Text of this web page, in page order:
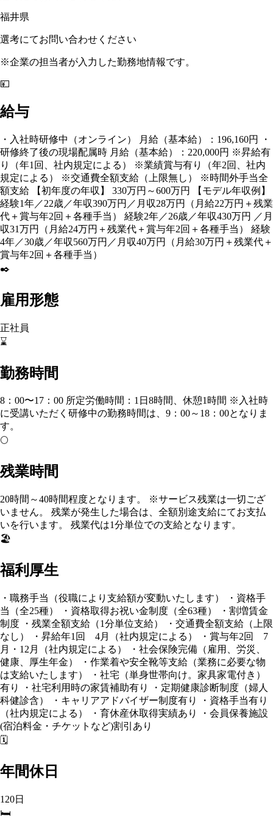
福井県
選考にてお問い合わせください
※企業の担当者が入力した勤務地情報です。
💴
給与
・入社時研修中（オンライン） 月給（基本給）：196,160円 ・
研修終了後の現場配属時 月給（基本給）：220,000円 ※昇給有
り（年1回、社内規定による） ※業績賞与有り（年2回、社内
規定による） ※交通費全額支給（上限無し） ※時間外手当全
額支給 【初年度の年収】 330万円～600万円 【モデル年収例】
経験1年／22歳／年収390万円／月収28万円（月給22万円＋残業
代＋賞与年2回＋各種手当） 経験2年／26歳／年収430万円 ／月
収31万円（月給24万円＋残業代＋賞与年2回＋各種手当） 経験
4年／30歳／年収560万円／月収40万円（月給30万円＋残業代＋
賞与年2回＋各種手当）
✒️
雇用形態
正社員
⌛
勤務時間
8：00〜17：00 所定労働時間：1日8時間、休憩1時間 ※入社時
に受講いただく研修中の勤務時間は、9：00～18：00となりま
す。
🌕
残業時間
20時間～40時間程度となります。 ※サービス残業は一切ござ
いません。 残業が発生した場合は、全額別途支給にてお支払
いを行います。 残業代は1分単位での支給となります。
🏖️
福利厚生
・職務手当（役職により支給額が変動いたします） ・資格手
当（全25種） ・資格取得お祝い金制度（全63種） ・割増賃金
制度 ・残業全額支給（1分単位支給） ・交通費全額支給（上限
なし） ・昇給年1回 4月（社内規定による） ・賞与年2回 7
月・12月（社内規定による） ・社会保険完備（雇用、労災、
健康、厚生年金） ・作業着や安全靴等支給（業務に必要な物
は支給いたします） ・社宅（単身世帯向け。家具家電付き）
有り ・社宅利用時の家賃補助有り ・定期健康診断制度（婦人
科健診含） ・キャリアアドバイザー制度有り ・資格手当有り
（社内規定による） ・育休産休取得実績あり ・会員保養施設
(宿泊料金・チケットなど)割引あり
🗓️
年間休日
120日
🛏️